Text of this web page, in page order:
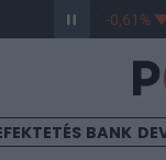
363,17 -0,61%
BANK